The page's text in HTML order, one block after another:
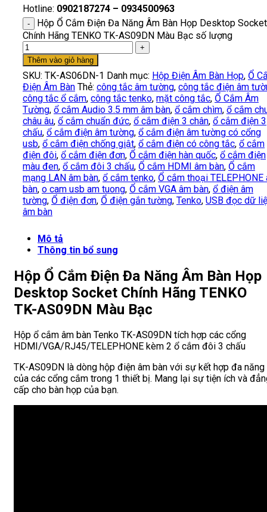
Hotline: 0902187274 – 0934500963
Hộp Ổ Cắm Điện Đa Năng Âm Bàn Họp Desktop Socket
Chính Hãng TENKO TK-AS09DN Màu Bạc số lượng
Thêm vào giỏ hàng
SKU: TK-AS06DN-1 Danh mục: Hộp Điện Âm Bàn Họp, Ổ
Điện Âm Bàn Thẻ: công tắc âm tường, công tắc điện âm
công tắc ổ cắm, công tắc tenko, mặt công tắc, Ổ Cắm Âm
Tường, ổ cắm Audio 3.5 mm âm bàn, ổ cắm chìm, ổ cắm
châu âu, ổ cắm chuẩn đức, ổ cắm điện 3 chân, ổ cắm điện 3
chấu, ổ cắm điện âm tường, ổ cắm điện âm tường có cổng
usb, ổ cắm điện chống giật, ổ cắm điện có công tắc, ổ cắm
điện đôi, ổ cắm điện đơn, Ổ cắm điện hàn quốc, ổ cắm điện
màu đen, ổ cắm đôi 3 chấu, Ổ cắm HDMI âm bàn, Ổ cắm
mạng LAN âm bàn, ổ cắm tenko, Ổ cắm thoại TELEPHONE
bàn, o cam usb am tuong, Ổ cắm VGA âm bàn, ổ điện âm
tường, Ổ điện đơn, Ổ điện gắn tường, Tenko, USB đọc dữ
âm bàn
Mô tả
Thông tin bổ sung
Hộp Ổ Cắm Điện Đa Năng Âm Bàn Họp
Desktop Socket Chính Hãng TENKO
TK-AS09DN Màu Bạc
Hộp ổ cắm âm bàn Tenko TK-AS09DN tích hợp các cổng
HDMI/VGA/RJ45/TELEPHONE kèm 2 ổ cắm đôi 3 chấu
TK-AS09DN là dòng hộp điện âm bàn với sự kết hợp đa năng
của các cổng cắm trong 1 thiết bị. Mang lại sự tiện ích và
cấp cho bàn họp của bạn.